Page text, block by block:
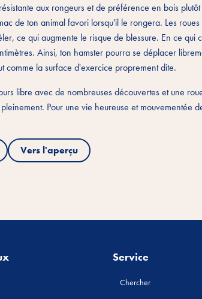
aux rongeurs et de préférence en bois
de ton animal favori lorsqu'il le rongera. Les
ce qui augmente le risque de blessure. En ce qui
Ainsi, ton hamster pourra se déplacer
comme la surface d'exercice proprement dite.
libre avec de nombreuses découvertes et une
Pour une vie heureuse et mouvementée
Vers l'aperçu
Service
Chercher